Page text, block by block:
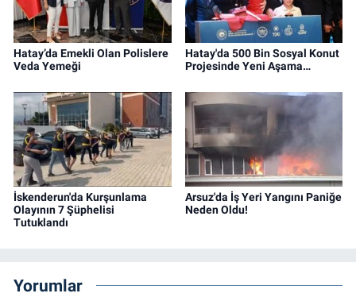
Hatay’da Emekli Olan Polislere
Veda Yemeği
Hatay'da 500 Bin Sosyal Konut
Projesinde Yeni Aşama…
İskenderun'da Kurşunlama
Olayının 7 Şüphelisi
Tutuklandı
Arsuz'da İş Yeri Yangını Paniğe
Neden Oldu!
Yorumlar